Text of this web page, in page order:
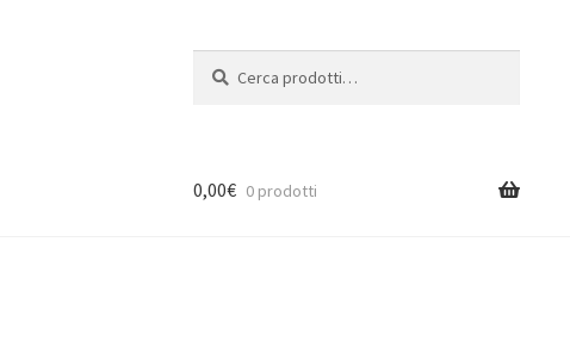
0,00€ 0 prodotti